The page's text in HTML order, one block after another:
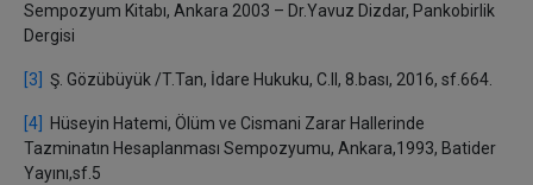
Sempozyum Kitabı, Ankara 2003 – Dr.Yavuz Dizdar, Pankobirlik
Dergisi
[3] Ş. Gözübüyük /T.Tan, İdare Hukuku, C.II, 8.bası, 2016, sf.664.
[4]
Hüseyin Hatemi, Ölüm ve Cismani Zarar Hallerinde
Tazminatın Hesaplanması Sempozyumu, Ankara,1993, Batider
Yayını,sf.5